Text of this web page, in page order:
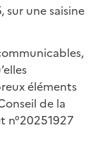
sur une saisine
éléments
de la
n°20251927